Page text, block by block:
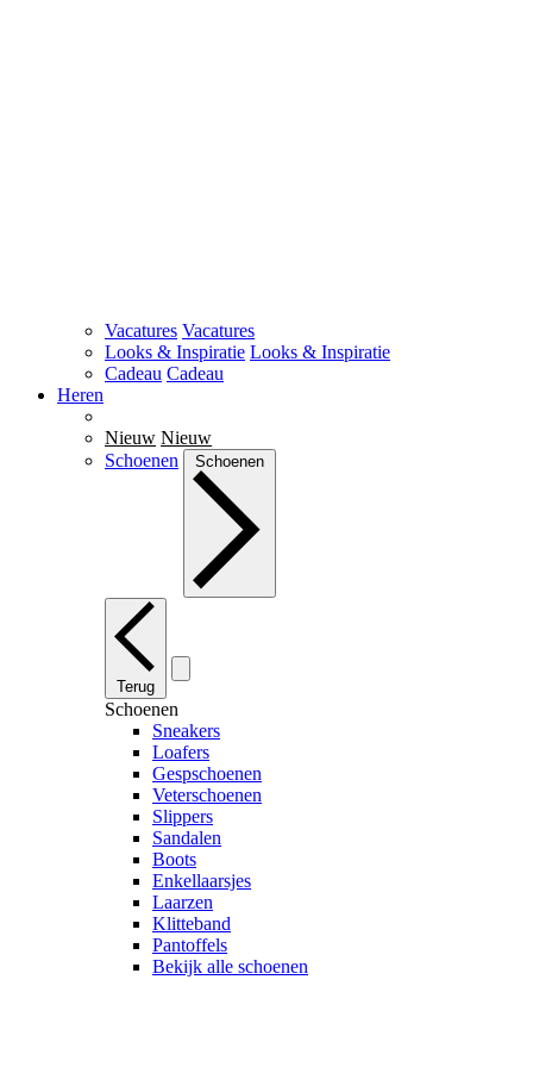
Vacatures Vacatures
Looks & Inspiratie Looks & Inspiratie
Cadeau Cadeau
Heren
Nieuw Nieuw
Schoenen
Schoenen
Terug
Schoenen
Sneakers
Loafers
Gespschoenen
Veterschoenen
Slippers
Sandalen
Boots
Enkellaarsjes
Laarzen
Klitteband
Pantoffels
Bekijk alle schoenen